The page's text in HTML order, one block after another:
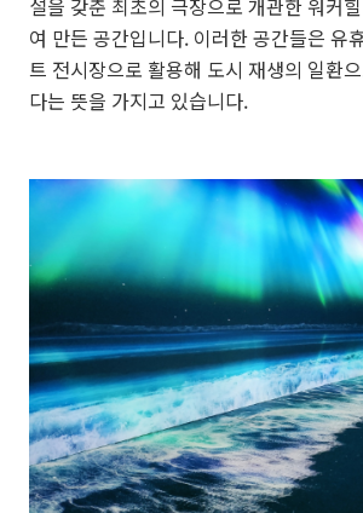
설을 갖춘 최초의 극장으로 개관한 워커
여 만든 공간입니다. 이러한 공간들은 유
트 전시장으로 활용해 도시 재생의 일환
다는 뜻을 가지고 있습니다.